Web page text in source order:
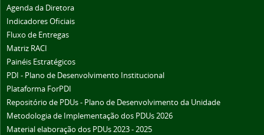
Agenda da Diretora
Indicadores Oficiais
Fluxo de Entregas
Matriz RACI
Painéis Estratégicos
PDI - Plano de Desenvolvimento Institucional
Plataforma ForPDI
Repositório de PDUs - Plano de Desenvolvimento da Unidade
Metodologia de Implementação dos PDUs 2026
Material elaboração dos PDUs 2023 - 2025